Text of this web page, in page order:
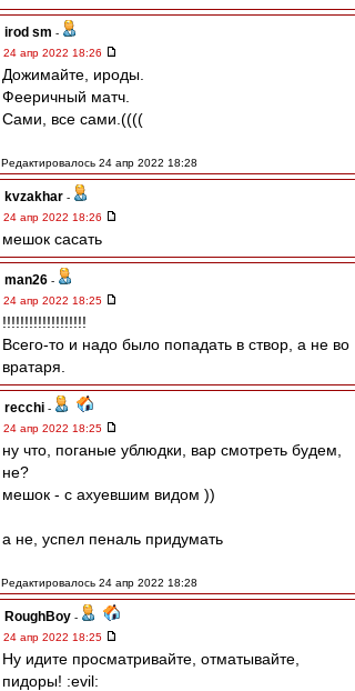
irod sm -
24 апр 2022 18:26
Дожимайте, ироды.
Фееричный матч.
Сами, все сами.((((
Редактировалось 24 апр 2022 18:28
kvzakhar -
24 апр 2022 18:26
мешок сасать
man26 -
24 апр 2022 18:25
!!!!!!!!!!!!!!!!!!!
Всего-то и надо было попадать в створ, а не во
вратаря.
recchi -
24 апр 2022 18:25
ну что, поганые ублюдки, вар смотреть будем,
не?
мешок - с ахуевшим видом ))
а не, успел пеналь придумать
Редактировалось 24 апр 2022 18:28
RoughBoy -
24 апр 2022 18:25
Ну идите просматривайте, отматывайте,
пидоры! :evil: